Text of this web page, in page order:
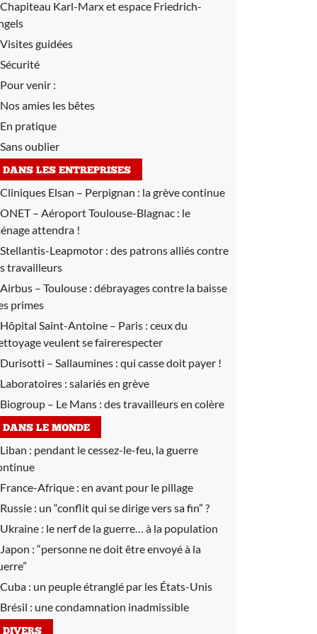
Chapiteau Karl-Marx et espace Friedrich-
Visites guidées
Sécurité
Pour venir :
Nos amies les bêtes
En pratique
Sans oublier
DANS LES ENTREPRISES
Cliniques Elsan – Perpignan : la grève continue
ONET – Aéroport Toulouse-Blagnac : le
attendra !
Stellantis-Leapmotor : des patrons alliés contre
travailleurs
Airbus – Toulouse : débrayages contre la baisse
primes
Hôpital Saint-Antoine – Paris : ceux du
veulent se fairerespecter
Durisotti – Sallaumines : qui casse doit payer !
Laboratoires : salariés en grève
Biogroup – Le Mans : des travailleurs en colère
DANS LE MONDE
Liban : pendant le cessez-le-feu, la guerre
France-Afrique : en avant pour le pillage
Russie : un “conflit qui se dirige vers sa fin” ?
Ukraine : le nerf de la guerre… à la population
Japon : “personne ne doit être envoyé à la
Cuba : un peuple étranglé par les États-Unis
Brésil : une condamnation inadmissible
DIVERS